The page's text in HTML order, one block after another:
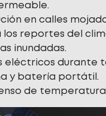
en calles
reportes del
inundadas.
eléctricos durante
y batería portátil.
de